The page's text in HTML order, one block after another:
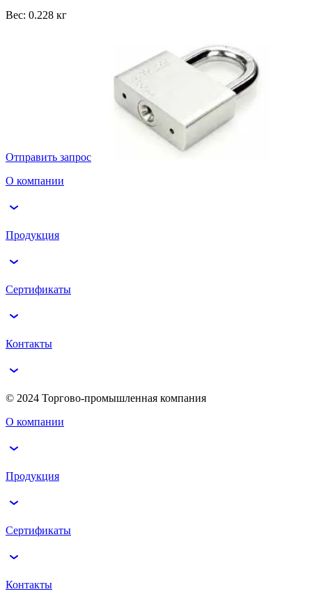
Вес: 0.228 кг
Отправить запрос
О компании
Продукция
Сертификаты
Контакты
© 2024 Торгово-промышленная компания
О компании
Продукция
Сертификаты
Контакты